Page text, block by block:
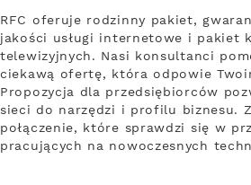
RFC oferuje rodzinny pakiet,
jakości usługi internetowe i pakiet
telewizyjnych. Nasi konsultanci
ciekawą ofertę, która odpowie
Propozycja dla przedsiębiorców
sieci do narzędzi i profilu biznesu.
połączenie, które sprawdzi się w
pracujących na nowoczesnych